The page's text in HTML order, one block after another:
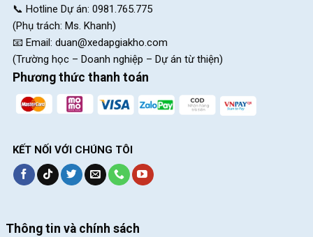
📞 Hotline Dự án: 0981.765.775
(Phụ trách: Ms. Khanh)
📧 Email: duan@xedapgiakho.com
(Trường học – Doanh nghiệp – Dự án từ thiện)
Phương thức thanh toán
KẾT NỐI VỚI CHÚNG TÔI
Thông tin và chính sách